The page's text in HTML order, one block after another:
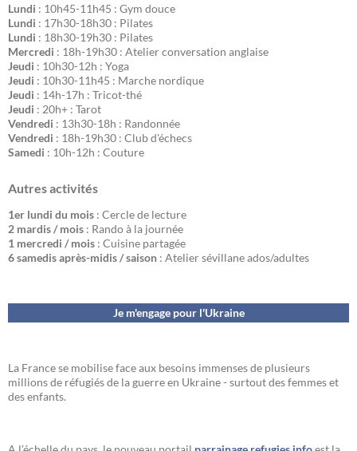
Lundi : 10h45-11h45 : Gym douce
Lundi : 17h30-18h30 : Pilates
Lundi : 18h30-19h30 : Pilates
Mercredi : 18h-19h30 : Atelier conversation anglaise
Jeudi : 10h30-12h : Yoga
Jeudi : 10h30-11h45 : Marche nordique
Jeudi : 14h-17h : Tricot-thé
Jeudi : 20h+ : Tarot
Vendredi : 13h30-18h : Randonnée
Vendredi : 18h-19h30 : Club d'échecs
Samedi : 10h-12h : Couture
Autres activités
1er lundi du mois : Cercle de lecture
2 mardis / mois : Rando à la journée
1 mercredi / mois : Cuisine partagée
6 samedis après-midis / saison : Atelier sévillane ados/adultes
Je m'engage pour l'Ukraine
La France se mobilise face aux besoins immenses de plusieurs
millions de réfugiés de la guerre en Ukraine - surtout des femmes et
des enfants.